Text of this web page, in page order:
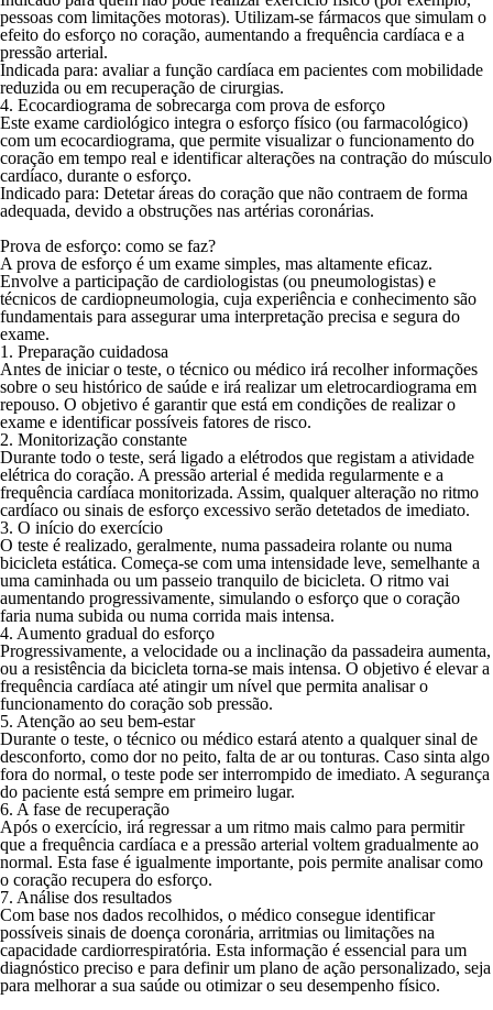
pessoas com limitações motoras). Utilizam-se fármacos que simulam o
efeito do esforço no coração, aumentando a frequência cardíaca e a
pressão arterial.
Indicada para: avaliar a função cardíaca em pacientes com mobilidade
reduzida ou em recuperação de cirurgias.
4. Ecocardiograma de sobrecarga com prova de esforço
Este exame cardiológico integra o esforço físico (ou farmacológico)
com um ecocardiograma, que permite visualizar o funcionamento do
coração em tempo real e identificar alterações na contração do músculo
cardíaco, durante o esforço.
Indicado para: Detetar áreas do coração que não contraem de forma
adequada, devido a obstruções nas artérias coronárias.
Prova de esforço: como se faz?
A prova de esforço é um exame simples, mas altamente eficaz.
Envolve a participação de cardiologistas (ou pneumologistas) e
técnicos de cardiopneumologia, cuja experiência e conhecimento são
fundamentais para assegurar uma interpretação precisa e segura do
exame.
1. Preparação cuidadosa
Antes de iniciar o teste, o técnico ou médico irá recolher informações
sobre o seu histórico de saúde e irá realizar um eletrocardiograma em
repouso. O objetivo é garantir que está em condições de realizar o
exame e identificar possíveis fatores de risco.
2. Monitorização constante
Durante todo o teste, será ligado a elétrodos que registam a atividade
elétrica do coração. A pressão arterial é medida regularmente e a
frequência cardíaca monitorizada. Assim, qualquer alteração no ritmo
cardíaco ou sinais de esforço excessivo serão detetados de imediato.
3. O início do exercício
O teste é realizado, geralmente, numa passadeira rolante ou numa
bicicleta estática. Começa-se com uma intensidade leve, semelhante a
uma caminhada ou um passeio tranquilo de bicicleta. O ritmo vai
aumentando progressivamente, simulando o esforço que o coração
faria numa subida ou numa corrida mais intensa.
4. Aumento gradual do esforço
Progressivamente, a velocidade ou a inclinação da passadeira aumenta,
ou a resistência da bicicleta torna-se mais intensa. O objetivo é elevar a
frequência cardíaca até atingir um nível que permita analisar o
funcionamento do coração sob pressão.
5. Atenção ao seu bem-estar
Durante o teste, o técnico ou médico estará atento a qualquer sinal de
desconforto, como dor no peito, falta de ar ou tonturas. Caso sinta algo
fora do normal, o teste pode ser interrompido de imediato. A segurança
do paciente está sempre em primeiro lugar.
6. A fase de recuperação
Após o exercício, irá regressar a um ritmo mais calmo para permitir
que a frequência cardíaca e a pressão arterial voltem gradualmente ao
normal. Esta fase é igualmente importante, pois permite analisar como
o coração recupera do esforço.
7. Análise dos resultados
Com base nos dados recolhidos, o médico consegue identificar
possíveis sinais de doença coronária, arritmias ou limitações na
capacidade cardiorrespiratória. Esta informação é essencial para um
diagnóstico preciso e para definir um plano de ação personalizado, seja
para melhorar a sua saúde ou otimizar o seu desempenho físico.